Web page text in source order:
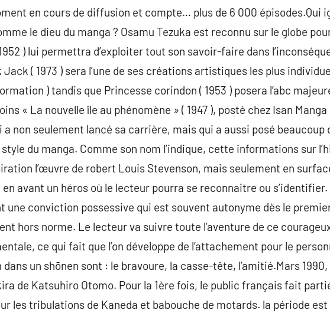
en cours de diffusion et compte… plus de 6 000 épisodes.Qui
le dieu du manga ? Osamu Tezuka est reconnu sur le globe
) lui permettra d’exploiter tout son savoir-faire dans
( 1973 ) sera l’une de ses créations artistiques les plus
) tandis que Princesse corindon ( 1953 ) posera l’abc
« La nouvelle île au phénomène » ( 1947 ), posté chez Isan
a non seulement lancé sa carrière, mais qui a aussi posé
du manga. Comme son nom l’indique, cette informations sur
l’œuvre de robert Louis Stevenson, mais seulement en
avant un héros où le lecteur pourra se reconnaitre ou
une conviction possessive qui est souvent autonyme dès le
hors norme. Le lecteur va suivre toute l’aventure de ce
ce qui fait que l’on développe de l’attachement pour le
dans un shōnen sont : le bravoure, la casse-tête, l’amitié.Mars
de Katsuhiro Otomo. Pour la 1ère fois, le public français fait
les tribulations de Kaneda et babouche de motards. la période